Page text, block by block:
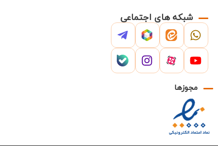
شبکه های اجتماعی
مجوزها